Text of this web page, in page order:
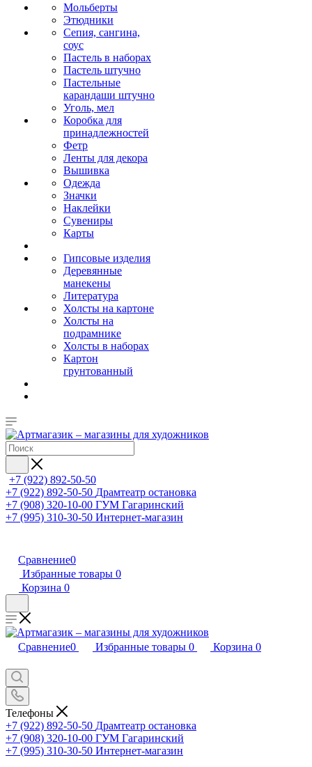
Мольберты
Этюдники
Сепия, сангина,
соус
Пастель в наборах
Пастель штучно
Пастельные
карандаши штучно
Уголь, мел
Коробка для
принадлежностей
Фетр
Ленты для декора
Вышивка
Одежда
Значки
Наклейки
Сувениры
Карты
Гипсовые изделия
Деревянные
манекены
Литература
Холсты на картоне
Холсты на
подрамнике
Холсты в наборах
Картон
грунтованный
+7 (922) 892-50-50
+7 (922) 892-50-50 Драмтеатр остановка
+7 (908) 320-10-00 ГУМ Гагаринский
+7 (995) 310-30-50 Интернет-магазин
Сравнение0
Избранные товары 0
Корзина 0
Сравнение0 Избранные товары 0 Корзина 0
Телефоны
+7 (922) 892-50-50 Драмтеатр остановка
+7 (908) 320-10-00 ГУМ Гагаринский
+7 (995) 310-30-50 Интернет-магазин